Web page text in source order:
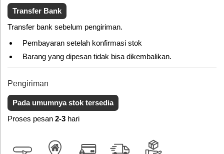
Transfer Bank
Transfer bank sebelum pengiriman.
Pembayaran setelah konfirmasi stok
Barang yang dipesan tidak bisa dikembalikan.
Pengiriman
Pada umumnya stok tersedia
Proses pesan 2-3 hari